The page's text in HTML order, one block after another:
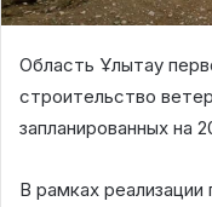
Область Ұлытау
строительство
запланированных на
В рамках реализации